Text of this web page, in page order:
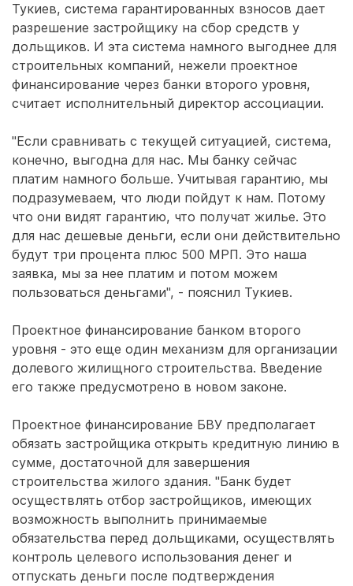
Тукиев, система гарантированных взносов дает
разрешение застройщику на сбор средств у
дольщиков. И эта система намного выгоднее для
строительных компаний, нежели проектное
финансирование через банки второго уровня,
считает исполнительный директор ассоциации.
"Если сравнивать с текущей ситуацией, система,
конечно, выгодна для нас. Мы банку сейчас
платим намного больше. Учитывая гарантию, мы
подразумеваем, что люди пойдут к нам. Потому
что они видят гарантию, что получат жилье. Это
для нас дешевые деньги, если они действительно
будут три процента плюс 500 МРП. Это наша
заявка, мы за нее платим и потом можем
пользоваться деньгами", - пояснил Тукиев.
Проектное финансирование банком второго
уровня - это еще один механизм для организации
долевого жилищного строительства. Введение
его также предусмотрено в новом законе.
Проектное финансирование БВУ предполагает
обязать застройщика открыть кредитную линию в
сумме, достаточной для завершения
строительства жилого здания. "Банк будет
осуществлять отбор застройщиков, имеющих
возможность выполнить принимаемые
обязательства перед дольщиками, осуществлять
контроль целевого использования денег и
отпускать деньги после подтверждения